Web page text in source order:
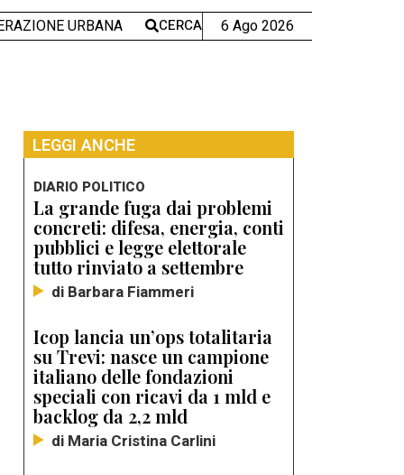
URBANA CERCA 6 Ago 2026
LEGGI ANCHE
DIARIO POLITICO
La grande fuga dai problemi
concreti: difesa, energia, conti
pubblici e legge elettorale
tutto rinviato a settembre
di Barbara Fiammeri
Icop lancia un’ops totalitaria
su Trevi: nasce un campione
italiano delle fondazioni
speciali con ricavi da 1 mld e
backlog da 2,2 mld
di Maria Cristina Carlini